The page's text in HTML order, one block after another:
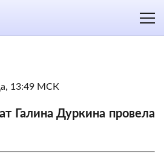
13:49 МСК
Галина Дуркина провела